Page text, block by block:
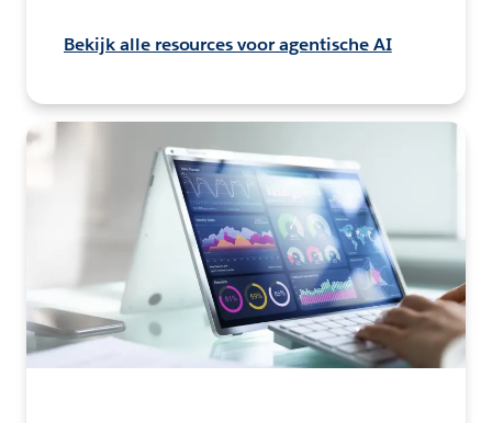
Bekijk alle resources voor agentische AI